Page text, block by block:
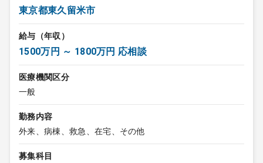
東京都東久留米市
給与（年収）
1500万円 ～ 1800万円 応相談
医療機関区分
一般
勤務内容
外来、病棟、救急、在宅、その他
募集科目